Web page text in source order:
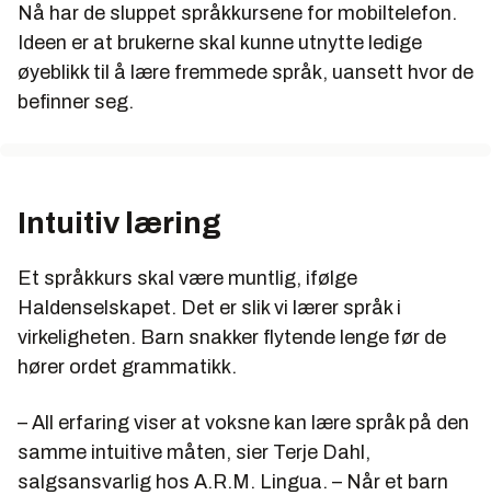
Nå har de sluppet språkkursene for mobiltelefon.
Ideen er at brukerne skal kunne utnytte ledige
øyeblikk til å lære fremmede språk, uansett hvor de
befinner seg.
Intuitiv læring
Et språkkurs skal være muntlig, ifølge
Haldenselskapet. Det er slik vi lærer språk i
virkeligheten. Barn snakker flytende lenge før de
hører ordet grammatikk.
– All erfaring viser at voksne kan lære språk på den
samme intuitive måten, sier Terje Dahl,
salgsansvarlig hos A.R.M. Lingua. – Når et barn